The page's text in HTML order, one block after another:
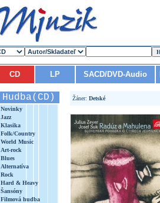
CD LP SACD/DVD-Audio
Hudba(CD)
Novinky
Jazz
Klasika
Folk/Country
World Music
Art-rock
Blues
Alternatíva
Rock
Hard & Heavy
Šansóny
Filmová hudba
Žáner: Detské